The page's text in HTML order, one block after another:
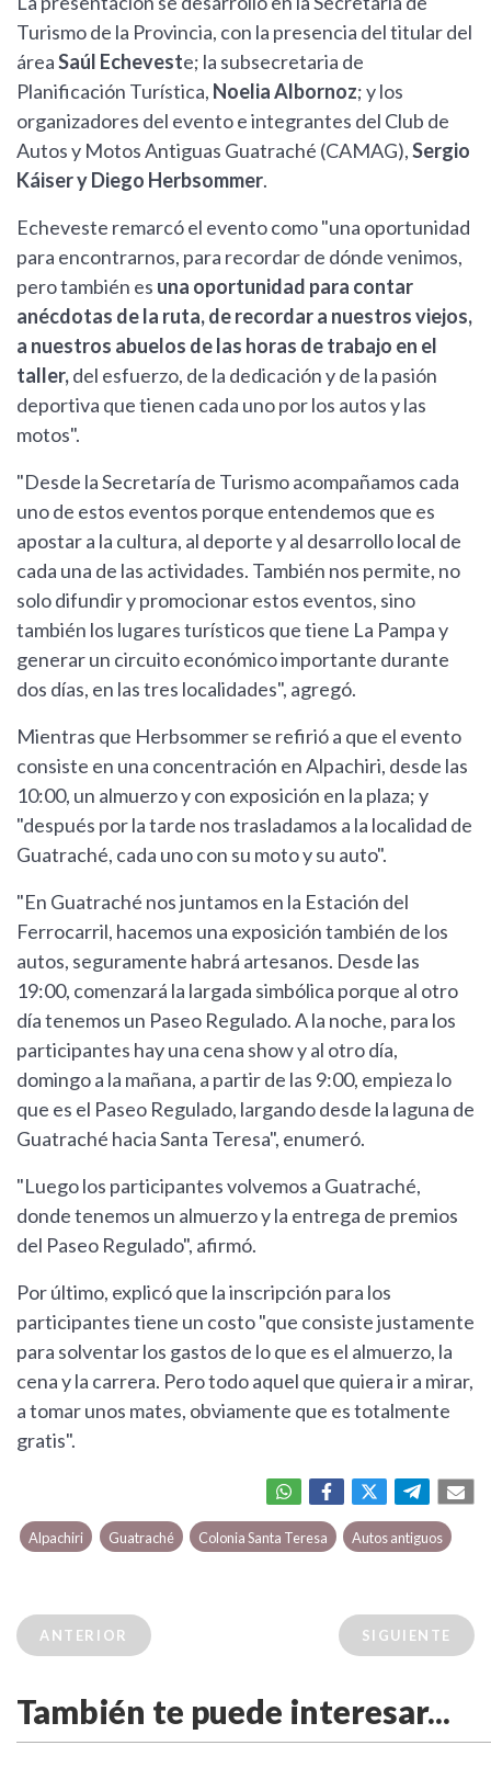
Turismo de la Provincia, con la presencia del titular del
áreaSaúl Echeveste; la subsecretaria de
Planificación Turística, Noelia Albornoz; y los
organizadores del evento e integrantes del Club de
Autos y Motos Antiguas Guatraché (CAMAG),Sergio
Káiser y Diego Herbsommer.
Echeveste remarcó el evento como "una oportunidad
para encontrarnos, para recordar de dónde venimos,
pero también es una oportunidad para contar
anécdotas de la ruta, de recordar a nuestros viejos,
a nuestros abuelos de las horas de trabajo en el
taller,del esfuerzo, de la dedicación y de la pasión
deportiva que tienen cada uno por los autos y las
motos".
"Desde la Secretaría de Turismo acompañamos cada
uno de estos eventos porque entendemos que es
apostar a la cultura, al deporte y al desarrollo local de
cada una de las actividades. También nos permite, no
solo difundir y promocionar estos eventos, sino
también los lugares turísticos que tiene La Pampa y
generar un circuito económico importante durante
dos días, en las tres localidades", agregó.
Mientras que Herbsommer se refirió a que el evento
consiste en una concentración en Alpachiri, desde las
10:00, un almuerzo y con exposición en la plaza; y
"después por la tarde nos trasladamos a la localidad de
Guatraché, cada uno con su moto y su auto".
"En Guatraché nos juntamos en la Estación del
Ferrocarril, hacemos una exposición también de los
autos, seguramente habrá artesanos. Desde las
19:00, comenzará la largada simbólica porque al otro
día tenemos un Paseo Regulado. A la noche, para los
participantes hay una cena show y al otro día,
domingo a la mañana, a partir de las 9:00, empieza lo
que es el Paseo Regulado, largando desde la laguna de
Guatraché hacia Santa Teresa", enumeró.
"Luego los participantes volvemos a Guatraché,
donde tenemos un almuerzo y la entrega de premios
del Paseo Regulado", afirmó.
Por último, explicó que la inscripción para los
participantes tiene un costo "que consiste justamente
para solventar los gastos de lo que es el almuerzo, la
cena y la carrera. Pero todo aquel que quiera ir a mirar,
a tomar unos mates, obviamente que es totalmente
gratis".
Alpachiri Guatraché Colonia Santa Teresa Autos antiguos
ANTERIOR SIGUIENTE
También te puede interesar...